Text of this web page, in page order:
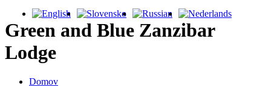
Green and Blue Zanzibar
Lodge
Domov